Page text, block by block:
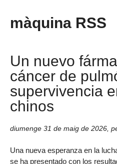
màquina RSS
Un nuevo
cáncer de
supervivencia
chinos
diumenge 31 de maig de 2026
Una nueva esperanza en la
se ha presentado con los